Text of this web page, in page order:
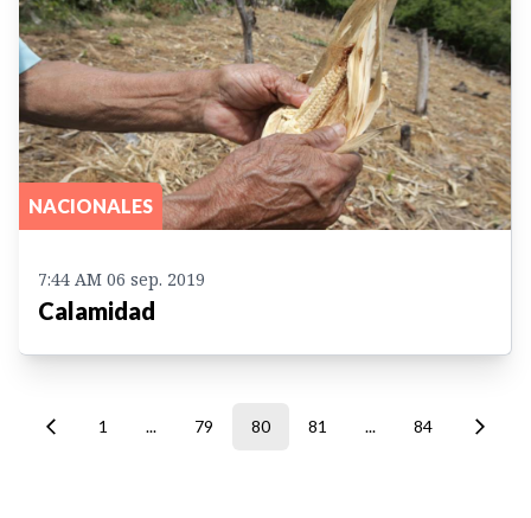
NACIONALES
7:44 AM 06 sep. 2019
Calamidad
1 ... 79 80 81 ... 84